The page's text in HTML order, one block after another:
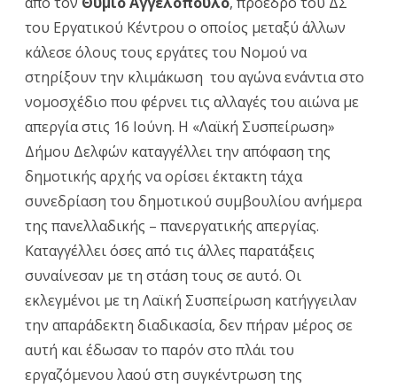
του Εργατικού Κέντρου ο οποίος μεταξύ άλλων
κάλεσε όλους τους εργάτες του Νομού να
στηρίξουν την κλιμάκωση του αγώνα ενάντια στο
νομοσχέδιο που φέρνει τις αλλαγές του αιώνα με
απεργία στις 16 Ιούνη. Η «Λαϊκή Συσπείρωση»
Δήμου Δελφών καταγγέλλει την απόφαση της
δημοτικής αρχής να ορίσει έκτακτη τάχα
συνεδρίαση του δημοτικού συμβουλίου ανήμερα
της πανελλαδικής – πανεργατικής απεργίας.
Καταγγέλλει όσες από τις άλλες παρατάξεις
συναίνεσαν με τη στάση τους σε αυτό. Οι
εκλεγμένοι με τη Λαϊκή Συσπείρωση κατήγγειλαν
την απαράδεκτη διαδικασία, δεν πήραν μέρος σε
αυτή και έδωσαν το παρόν στο πλάι του
εργαζόμενου λαού στη συγκέντρωση της